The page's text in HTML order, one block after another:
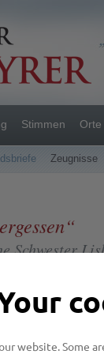
Zeugnisse
Stimmen
Schwester
meinen Lebensweg
heim zu sich. Die
website. Some